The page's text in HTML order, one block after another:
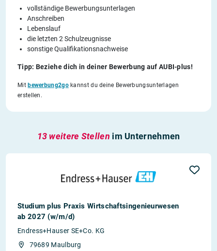
vollständige Bewerbungsunterlagen
Anschreiben
Lebenslauf
die letzten 2 Schulzeugnisse
sonstige Qualifikationsnachweise
Tipp: Beziehe dich in deiner Bewerbung auf AUBI-plus!
Mitbewerbung2gokannst du deine Bewerbungsunterlagen
erstellen.
13 weitere Stellen im Unternehmen
Studium plus Praxis Wirtschaftsingenieurwesen
ab 2027 (w/m/d)
Endress+Hauser SE+Co. KG
79689 Maulburg